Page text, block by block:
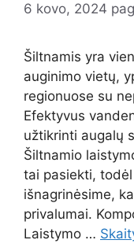
6 kovo, 2024
Šiltnamis yra
auginimo vietų,
regionuose su
Efektyvus
užtikrinti augalų
Šiltnamio
tai pasiekti,
išnagrinėsime,
privalumai.
Laistymo …